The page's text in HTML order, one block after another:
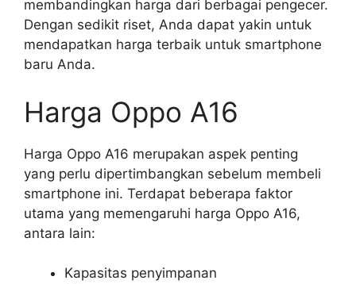
membandingkan harga dari berbagai pengecer.
Dengan sedikit riset, Anda dapat yakin untuk
mendapatkan harga terbaik untuk smartphone
baru Anda.
Harga Oppo A16
Harga Oppo A16 merupakan aspek penting
yang perlu dipertimbangkan sebelum membeli
smartphone ini. Terdapat beberapa faktor
utama yang memengaruhi harga Oppo A16,
antara lain:
Kapasitas penyimpanan